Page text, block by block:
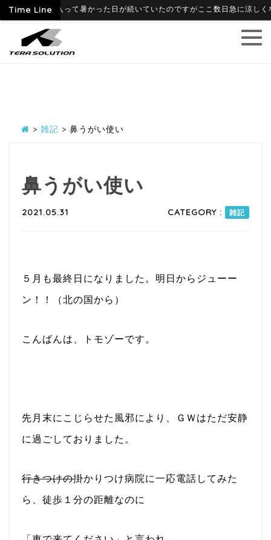
Time Line
09 6月に入って暑かった日が続いていたのですがここ数日急に涼しくな
> 雑記 > 鼻うがい使い
鼻うがい使い
2021.05.31 CATEGORY : 雑記
５月も最終日になりました。明日からジューー
ン！！（北の国から）
こんばんは、トモゾーです。
先月末にこじらせた風邪により、ＧＷはただ安静
に過ごしておりました。
行きつけの掛かりつけ病院に一応電話してみた
ら、徒歩１分の距離なのに